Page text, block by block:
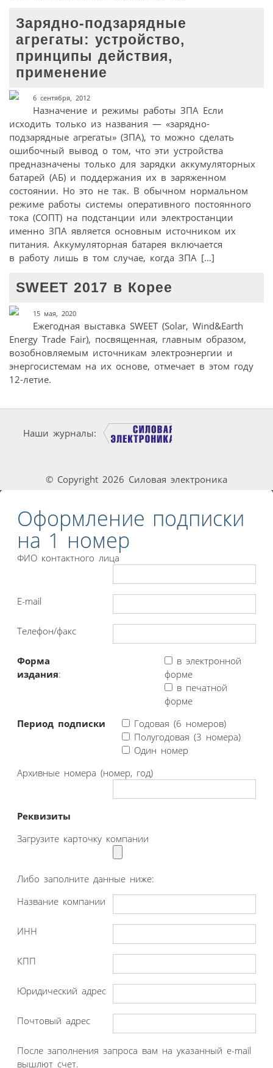
Зарядно-подзарядные
агрегаты: устройство,
принципы действия,
применение
6 сентября, 2012
Назначение и режимы работы ЗПА Если
исходить только из названия — «зарядно-
подзарядные агрегаты» (ЗПА), то можно сделать
ошибочный вывод о том, что эти устройства
предназначены только для зарядки аккумуляторных
батарей (АБ) и поддержания их в заряженном
состоянии. Но это не так. В обычном нормальном
режиме работы системы оперативного постоянного
тока (СОПТ) на подстанции или электростанции
именно ЗПА является основным источником их
питания. Аккумуляторная батарея включается
в работу лишь в том случае, когда ЗПА […]
SWEET 2017 в Корее
15 мая, 2020
Ежегодная выставка SWEET (Solar, Wind&Earth
Energy Trade Fair), посвященная, главным образом,
возобновляемым источникам электроэнергии и
энергосистемам на их основе, отмечает в этом году
12-летие.
Наши журналы:
© Copyright 2026 Силовая электроника
Оформление подписки
на 1 номер
ФИО контактного лица
E-mail
Телефон/факс
Форма
издания:
в электронной
форме
в печатной
форме
Период подписки
Годовая (6 номеров)
Полугодовая (3 номера)
Один номер
Архивные номера (номер, год)
Реквизиты
Загрузите карточку компании
Либо заполните данные ниже:
Название компании
ИНН
КПП
Юридический адрес
Почтовый адрес
После заполнения запроса вам на указанный e-mail
вышлют счет.